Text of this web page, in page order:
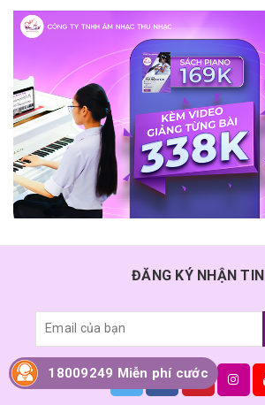
ĐĂNG KÝ NHẬN TIN
18009249 Miễn phí cước